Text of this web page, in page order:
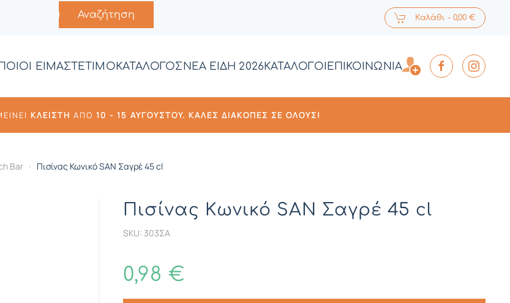
Αναζήτηση Καλάθι - 0,00 €
ΕΙΜΑΣΤΕΤΙΜΟΚΑΤΑΛΟΓΟΣ ΝΕΑ ΕΙΔΗ 2026 ΚΑΤΑΛΟΓΟΙ ΕΠΙΚΟΙΝΩΝΙΑ
ΚΛΕΙΣΤΉ ΑΠΌ 10 - 15 ΑΥΓΟΎΣΤΟΥ. ΚΑΛΈΣ ΔΙΑΚΟΠΈΣ ΣΕ ΌΛΟΥΣ!
Bar Πισίνας Κωνικό SAN Σαγρέ 45 cl
Πισίνας Κωνικό SAN Σαγρέ 45 cl
SKU: 303ΣΑ
0,98 €